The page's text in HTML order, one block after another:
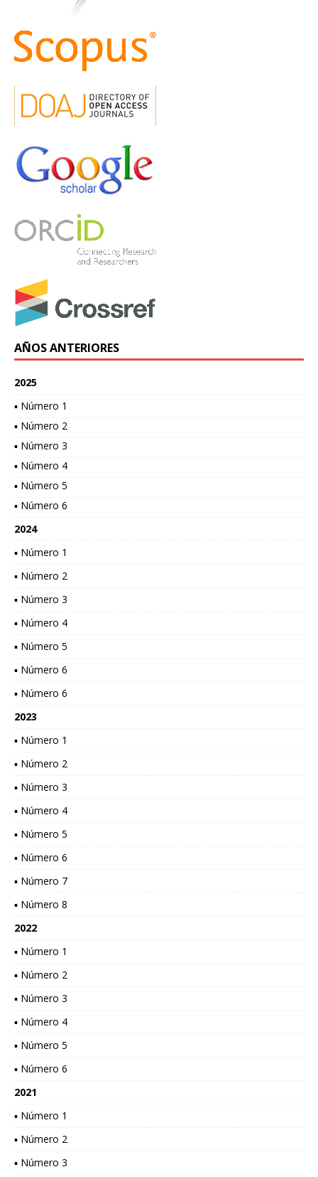
AÑOS ANTERIORES
2025
▪ Número 1
▪ Número 2
▪ Número 3
▪ Número 4
▪ Número 5
▪ Número 6
2024
▪ Número 1
▪ Número 2
▪ Número 3
▪ Número 4
▪ Número 5
▪ Número 6
▪ Número 6
2023
▪ Número 1
▪ Número 2
▪ Número 3
▪ Número 4
▪ Número 5
▪ Número 6
▪ Número 7
▪ Número 8
2022
▪ Número 1
▪ Número 2
▪ Número 3
▪ Número 4
▪ Número 5
▪ Número 6
2021
▪ Número 1
▪ Número 2
▪ Número 3